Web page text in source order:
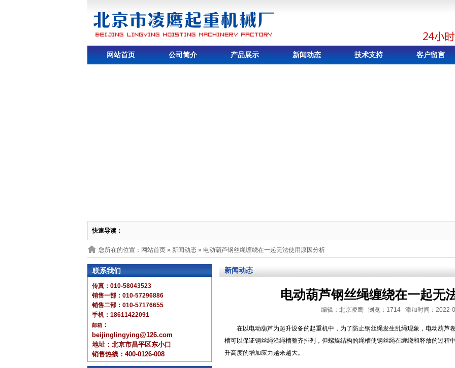
网站首页 公司简介 产品展示 新闻动态 技术支持 客户留言
快速导读：
您所在的位置：网站首页 » 新闻动态 » 电动葫芦钢丝绳缠绕在一起无法使用原因分析
联系我们
传真：010-58043523
销售一部：010-57296886
销售二部：010-57176655
手机：18611422091
邮箱 ：
beijinglingying@126.com
地址：北京市昌平区东小口
销售热线：400-0126-008
新闻动态
电动葫芦钢丝绳缠绕在一起无
编辑：北京凌鹰 浏览：1714 添加时间：2022-
在以电动葫芦为起升设备的起重机中，为了防止钢丝绳发生乱绳现象，电动葫芦
槽可以保证钢丝绳沿绳槽整齐排列，但螺旋结构的绳槽使钢丝绳在缠绕和释放的过程
升高度的增加应力越来越大。